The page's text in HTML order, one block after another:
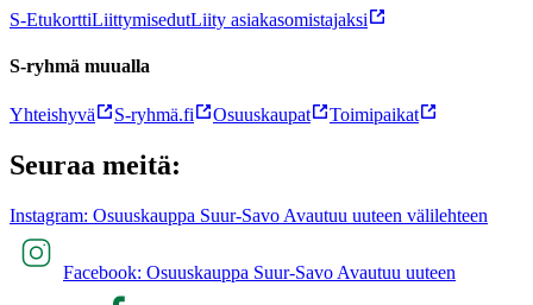
S-EtukorttiLiittymisedutLiity asiakasomistajaksi
S-ryhmä muualla
Yhteishyvä S-ryhmä.fi Osuuskaupat Toimipaikat
Seuraa meitä:
Instagram: Osuuskauppa Suur-Savo Avautuu uuteen välilehteen
Facebook: Osuuskauppa Suur-Savo Avautuu uuteen